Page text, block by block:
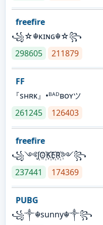
freefire
꧁☆☬κɪɴɢ☬☆꧂
298605
211879
FF
『sʜʀᴋ』•ᴮᴬᴰʙᴏʏツ
261245
126403
freefire
꧁༺J꙰O꙰K꙰E꙰R꙰༻꧂
237441
174369
PUBG
꧁༒☬sunny☬༒꧂